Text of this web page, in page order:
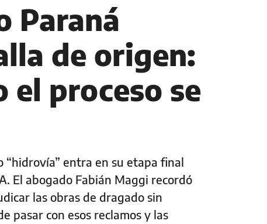
Paraná
de origen:
el proceso se
“hidrovía” entra en su etapa final
El abogado Fabián Maggi recordó
las obras de dragado sin
pasar con esos reclamos y las